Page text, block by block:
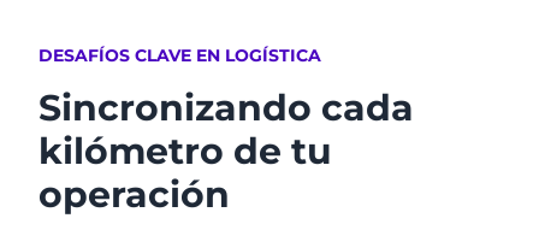
DESAFÍOS CLAVE EN LOGÍSTICA
Sincronizando cada
kilómetro de tu
operación